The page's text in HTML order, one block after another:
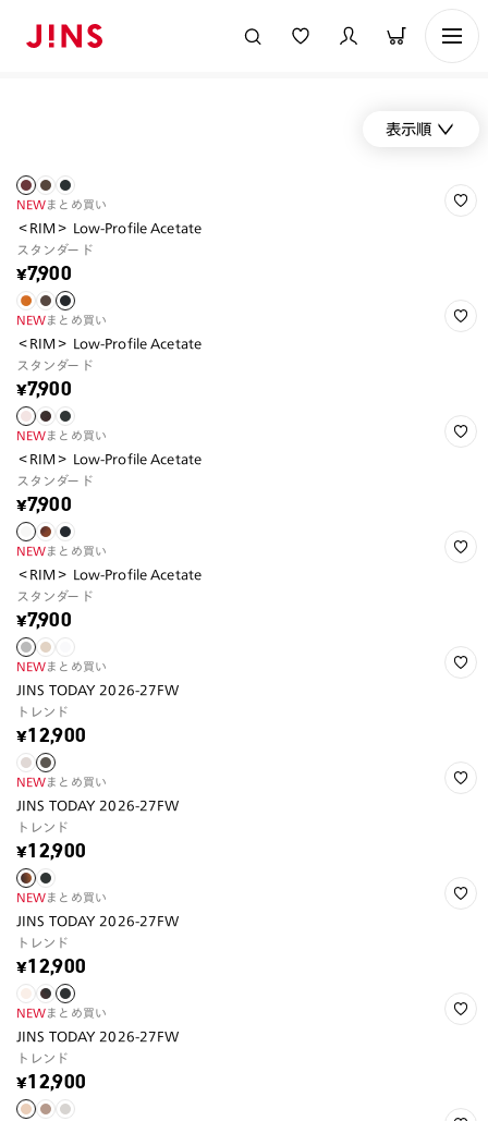
表示順
NEWまとめ買い
＜RIM＞ Low-Profile Acetate
スタンダード
¥7,900
NEWまとめ買い
＜RIM＞ Low-Profile Acetate
スタンダード
¥7,900
NEWまとめ買い
＜RIM＞ Low-Profile Acetate
スタンダード
¥7,900
NEWまとめ買い
＜RIM＞ Low-Profile Acetate
スタンダード
¥7,900
NEWまとめ買い
JINS TODAY 2026-27FW
トレンド
¥12,900
NEWまとめ買い
JINS TODAY 2026-27FW
トレンド
¥12,900
NEWまとめ買い
JINS TODAY 2026-27FW
トレンド
¥12,900
NEWまとめ買い
JINS TODAY 2026-27FW
トレンド
¥12,900